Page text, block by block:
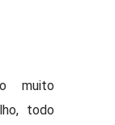
muito
todo